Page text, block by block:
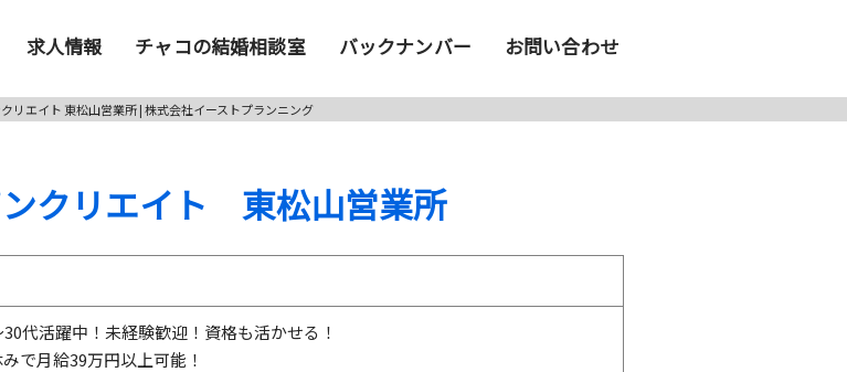
求人情報 チャコの結婚相談室 バックナンバー お問い合わせ
リエイト 東松山営業所 | 株式会社イーストプランニング
クリエイト 東松山営業所
代活躍中！未経験歓迎！資格も活かせる！
で月給39万円以上可能！